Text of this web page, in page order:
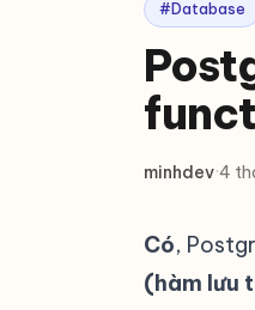
#Database
minhdev·4
Có,
(hàm lưu